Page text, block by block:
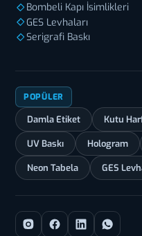
Bombeli Kapı İsimlikleri
GES Levhaları
Serigrafi Baskı
POPÜLER
Damla Etiket Kutu
UV Baskı Hologram
Neon Tabela GES